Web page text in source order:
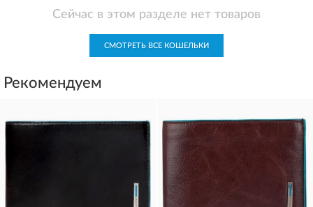
Сейчас в этом разделе нет товаров
СМОТРЕТЬ ВСЕ КОШЕЛЬКИ
Рекомендуем